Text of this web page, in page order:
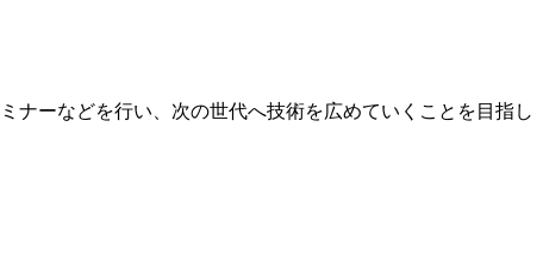
ナーなどを行い、次の世代へ技術を広めていくことを目指し